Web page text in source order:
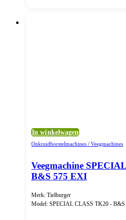
In winkelwagen
Onkruidborstelmachines / Veegmachines
Veegmachine
B&S 575 EXI
Merk: Tielburger
Model: SPECIAL CLASS TK20 -